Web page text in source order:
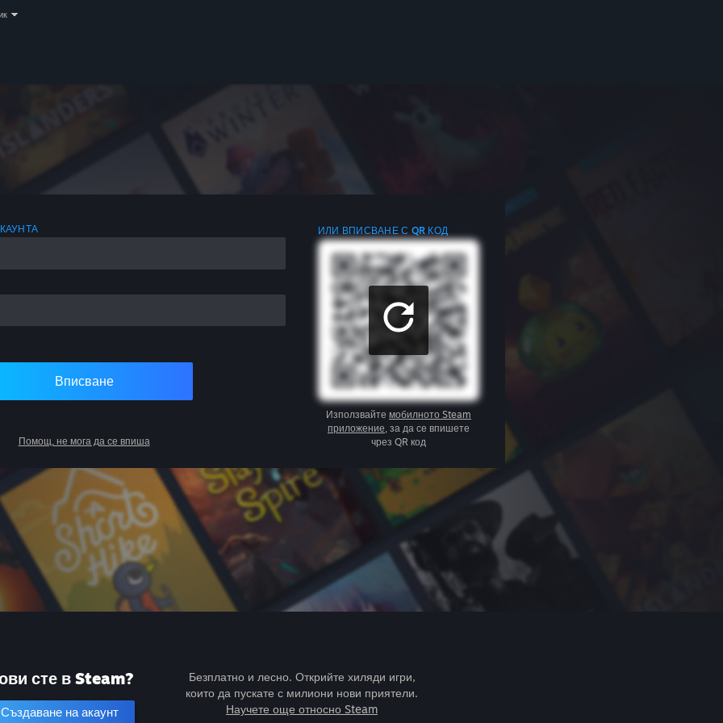
Вписване
Помощ, не мога да се впиша
ИЛИ ВПИСВАНЕ С QR КОД
Използвайте мобилното Steam
приложение, за да се впишете
чрез QR код
сте в Steam?
Създаване на акаунт
Безплатно и лесно. Открийте хиляди игри,
които да пускате с милиони нови приятели.
Научете още относно Steam